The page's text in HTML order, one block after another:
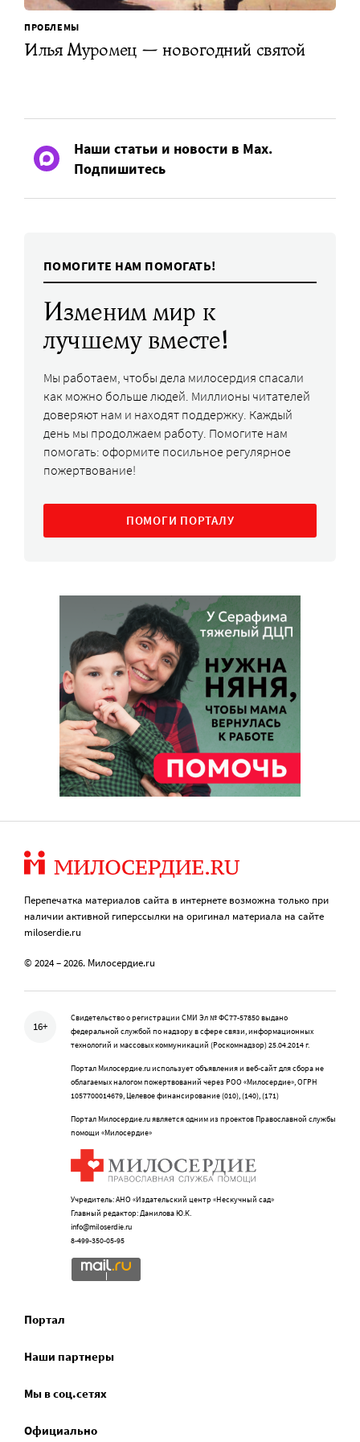
ПРОБЛЕМЫ
Илья Муромец — новогодний святой
Наши статьи и новости в Max.
Подпишитесь
ПОМОГИТЕ НАМ ПОМОГАТЬ!
Изменим мир к
лучшему вместе!
Мы работаем, чтобы дела милосердия спасали
как можно больше людей. Миллионы читателей
доверяют нам и находят поддержку. Каждый
день мы продолжаем работу. Помогите нам
помогать: оформите посильное регулярное
пожертвование!
ПОМОГИ ПОРТАЛУ
Перепечатка материалов сайта в интернете возможна только при
наличии активной гиперссылки на оригинал материала на сайте
miloserdie.ru
© 2024 – 2026. Милосердие.ru
16+
Свидетельство о регистрации СМИ Эл № ФС77-57850 выдано
федеральной службой по надзору в сфере связи, информационных
технологий и массовых коммуникаций (Роскомнадзор) 25.04.2014 г.
Портал Милосердие.ru использует объявления и веб-сайт для сбора не
облагаемых налогом пожертвований через РОО «Милосердие», ОГРН
1057700014679, Целевое финансирование (010), (140), (171)
Портал Милосердие.ru является одним из проектов Православной службы
помощи «Милосердие»
Учредитель: АНО «Издательский центр «Нескучный сад»
Главный редактор: Данилова Ю.К.
info@miloserdie.ru
8-499-350-05-95
Портал
Наши партнеры
Мы в соц.сетях
Официально